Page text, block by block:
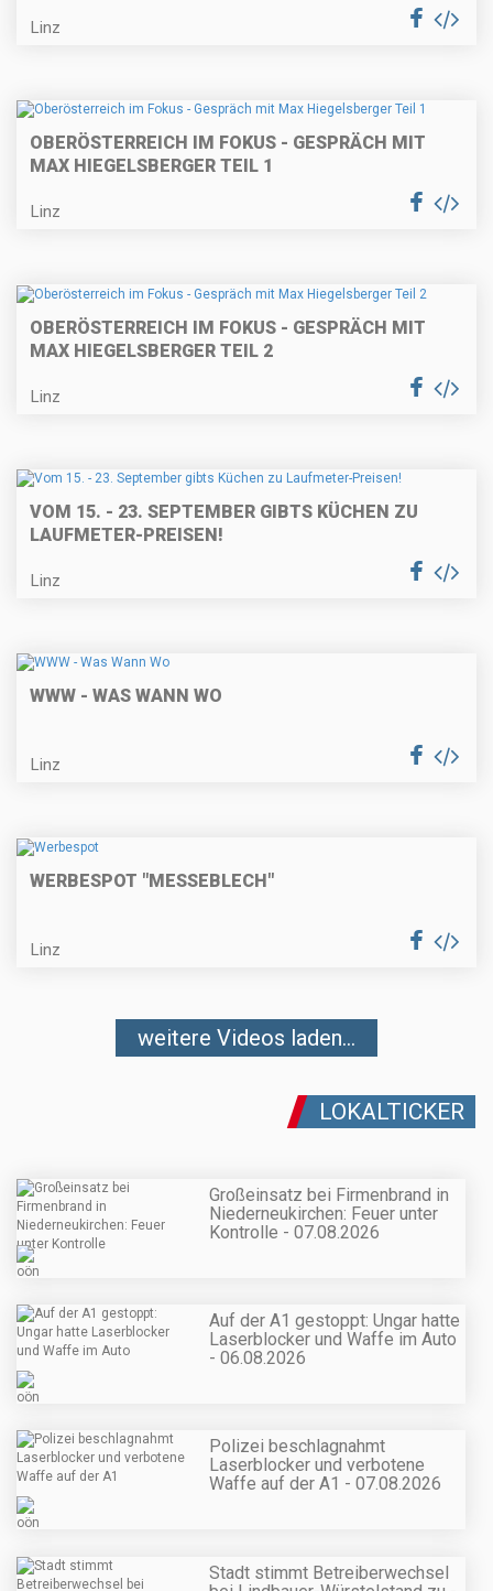
Linz
OBERÖSTERREICH IM FOKUS - GESPRÄCH MIT
MAX HIEGELSBERGER TEIL 1
Linz
OBERÖSTERREICH IM FOKUS - GESPRÄCH MIT
MAX HIEGELSBERGER TEIL 2
Linz
VOM 15. - 23. SEPTEMBER GIBTS KÜCHEN ZU
LAUFMETER-PREISEN!
Linz
WWW - WAS WANN WO
Linz
WERBESPOT "MESSEBLECH"
Linz
weitere Videos laden...
LOKALTICKER
Großeinsatz bei Firmenbrand in
Niederneukirchen: Feuer unter
Kontrolle - 07.08.2026
Auf der A1 gestoppt: Ungar hatte
Laserblocker und Waffe im Auto
- 06.08.2026
Polizei beschlagnahmt
Laserblocker und verbotene
Waffe auf der A1 - 07.08.2026
Stadt stimmt Betreiberwechsel